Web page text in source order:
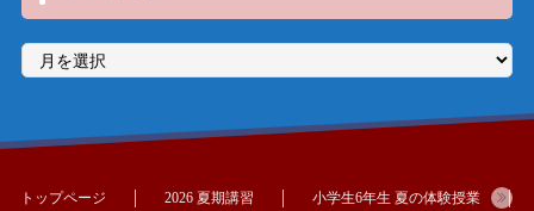
ア
カ
トップページ 2026 夏期講習 小学生6年生 夏の体験授業